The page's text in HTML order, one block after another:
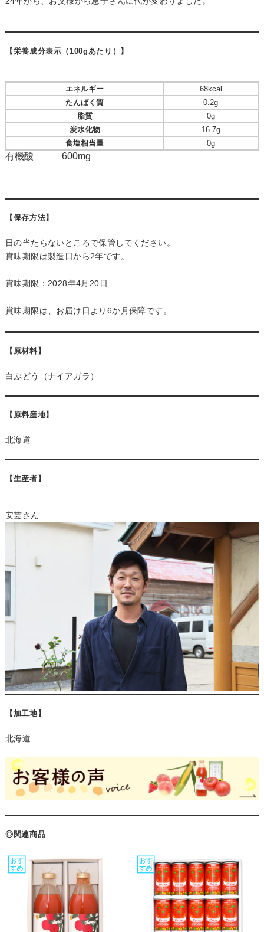
【栄養成分表示（100gあたり）】
エネルギー
68kcal
たんぱく質
0.2g
脂質
0g
炭水化物
16.7g
食塩相当量
0g
有機酸 600mg
【保存方法】
日の当たらないところで保管してください。
賞味期限は製造日から2年です。
賞味期限：2028年4月20日
賞味期限は、お届け日より6か月保障です。
【原材料】
白ぶどう（ナイアガラ）
【原料産地】
北海道
【生産者】
安芸さん
【加工地】
北海道
◎関連商品